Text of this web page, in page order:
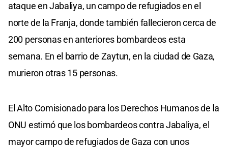
ataque en Jabaliya, un campo de refugiados en el
norte de la Franja, donde también fallecieron cerca de
200 personas en anteriores bombardeos esta
semana. En el barrio de Zaytun, en la ciudad de Gaza,
murieron otras 15 personas.
El Alto Comisionado para los Derechos Humanos de la
ONU estimó que los bombardeos contra Jabaliya, el
mayor campo de refugiados de Gaza con unos